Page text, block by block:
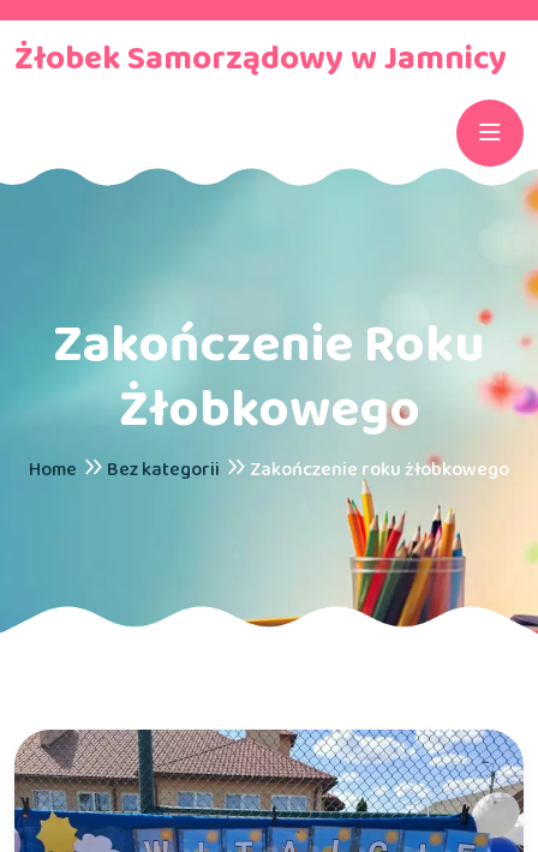
Żłobek Samorządowy w Jamnicy
Zakończenie Roku
Żłobkowego
Home Bez kategorii Zakończenie roku żłobkowego